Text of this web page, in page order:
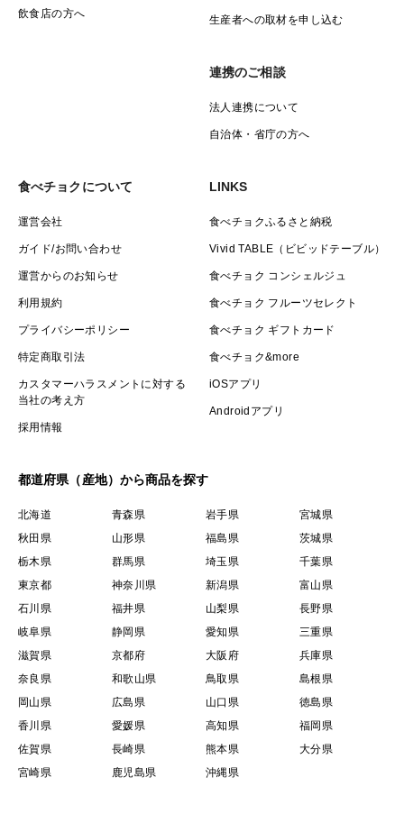
グ（食用パーム油）、砂糖（原料糖）、バター、ココア
小麦粉（岐阜県産）、たまねぎ（岐阜県産）、バター、
ショートニング（食用パーム油）、砂糖、食塩、黒胡椒
※Koike lab.の使用するショートニングは、オーガニッ
クの食用パーム油を加工したものを使用しています。ト
ランス脂肪酸は含まれておりませんのでご安心くださ
い。野菜の風味がバターの風味で消されず、また、油が
【アレルギー表示】卵・乳・小麦・落花生・ごま
＜味＞
舗菓子店で修行した農場長こと製菓衛生師が整えた、美
味しさに特化したお菓子たちです。
＜栽培のこだわり＞
ろから始まった、もったいない工房です。
お芋たちはもちろん自家製。野菜以外に使用する原料も
極力岐阜県産にこだわり、地域のものと合わせる事によ
るハーモニーもお楽しみいただけます。
飲食店の方へ 生産者への取材を申し込む
連携のご相談
法人連携について
自治体・省庁の方へ
食べチョクについて
運営会社
ガイド/お問い合わせ
運営からのお知らせ
利用規約
プライバシーポリシー
特定商取引法
カスタマーハラスメントに対する
当社の考え方
採用情報
LINKS
食べチョクふるさと納税
Vivid TABLE（ビビッドテーブル）
食べチョク コンシェルジュ
食べチョク フルーツセレクト
食べチョク ギフトカード
食べチョク&more
iOSアプリ
Androidアプリ
都道府県（産地）から商品を探す
北海道 青森県 岩手県
宮城県
秋田県
山形県 福島県
茨城県
栃木県
群馬県 埼玉県
千葉県
東京都
神奈川県 新潟県
富山県
石川県
福井県 山梨県
長野県
岐阜県
静岡県 愛知県
三重県
滋賀県
京都府 大阪府
兵庫県
奈良県
和歌山県 鳥取県
島根県
岡山県
広島県 山口県
徳島県
香川県
愛媛県 高知県
福岡県
佐賀県
長崎県 熊本県
大分県
宮崎県
鹿児島県 沖縄県